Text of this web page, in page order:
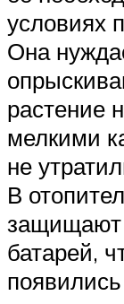
условиях
Она
растение
мелкими
не
В
защищают
батарей,